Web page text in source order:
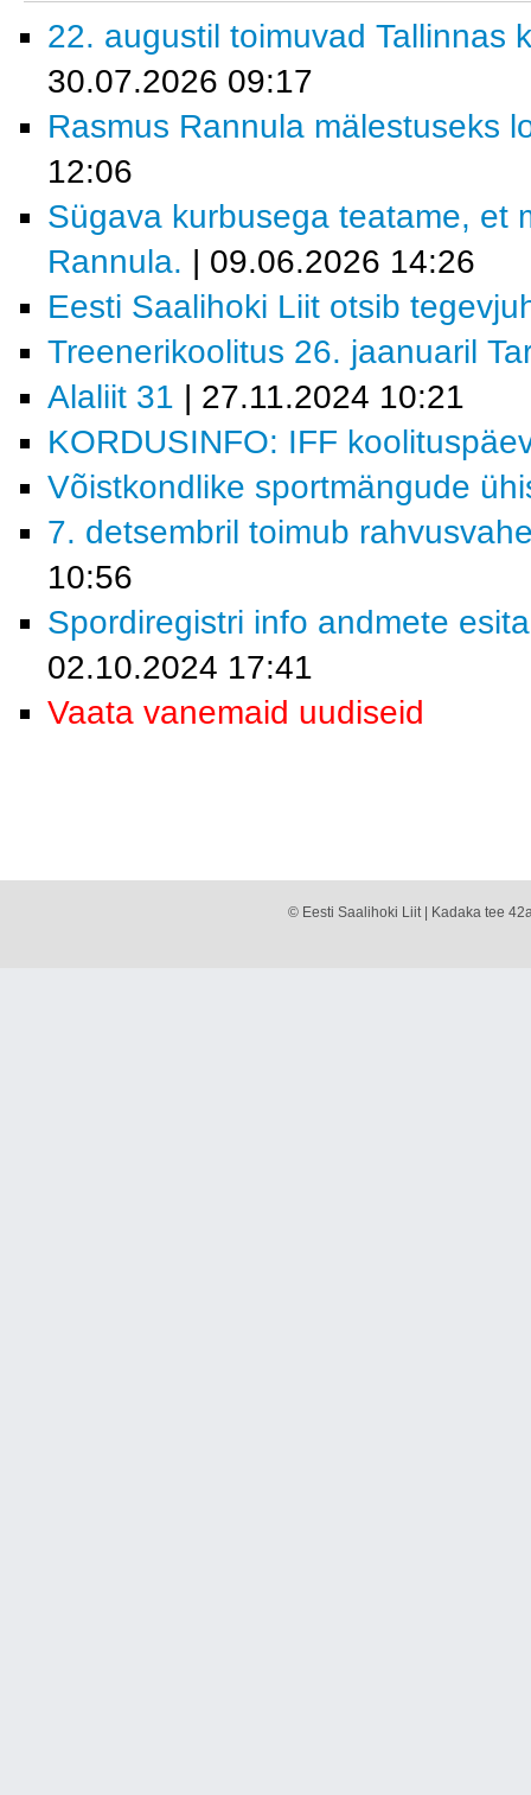
22. augustil toimuvad Tallinnas
30.07.2026 09:17
Rasmus Rannula mälestuseks
12:06
Sügava kurbusega teatame, et
Rannula. | 09.06.2026 14:26
Eesti Saalihoki Liit otsib
Treenerikoolitus 26. jaanuaril
Alaliit 31 | 27.11.2024 10:21
KORDUSINFO: IFF
Võistkondlike sportmängude
7. detsembril toimub
10:56
Spordiregistri info andmete
02.10.2024 17:41
Vaata vanemaid uudiseid
© Eesti Saalihoki Liit | Kadaka tee